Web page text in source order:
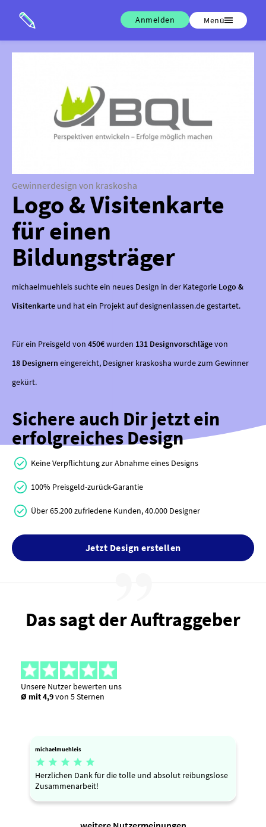
Anmelden Menü
Gewinnerdesign von kraskosha
Logo & Visitenkarte
für einen
Bildungsträger
michaelmuehleis suchte ein neues Design in der Kategorie Logo &
Visitenkarte und hat ein Projekt auf designenlassen.de gestartet.
Für ein Preisgeld von 450€wurden 131 Designvorschlägevon
18 Designern eingereicht, Designer kraskosha wurde zum Gewinner
gekürt.
Sichere auch Dir jetzt ein
erfolgreiches Design
Keine Verpflichtung zur Abnahme eines Designs
100% Preisgeld-zurück-Garantie
Über 65.200 zufriedene Kunden, 40.000 Designer
Jetzt Design erstellen
Das sagt der Auftraggeber
Unsere Nutzer bewerten uns
Ø mit 4,9von 5 Sternen
michaelmuehleis
    
Herzlichen Dank für die tolle und absolut reibungslose
Zusammenarbeit!